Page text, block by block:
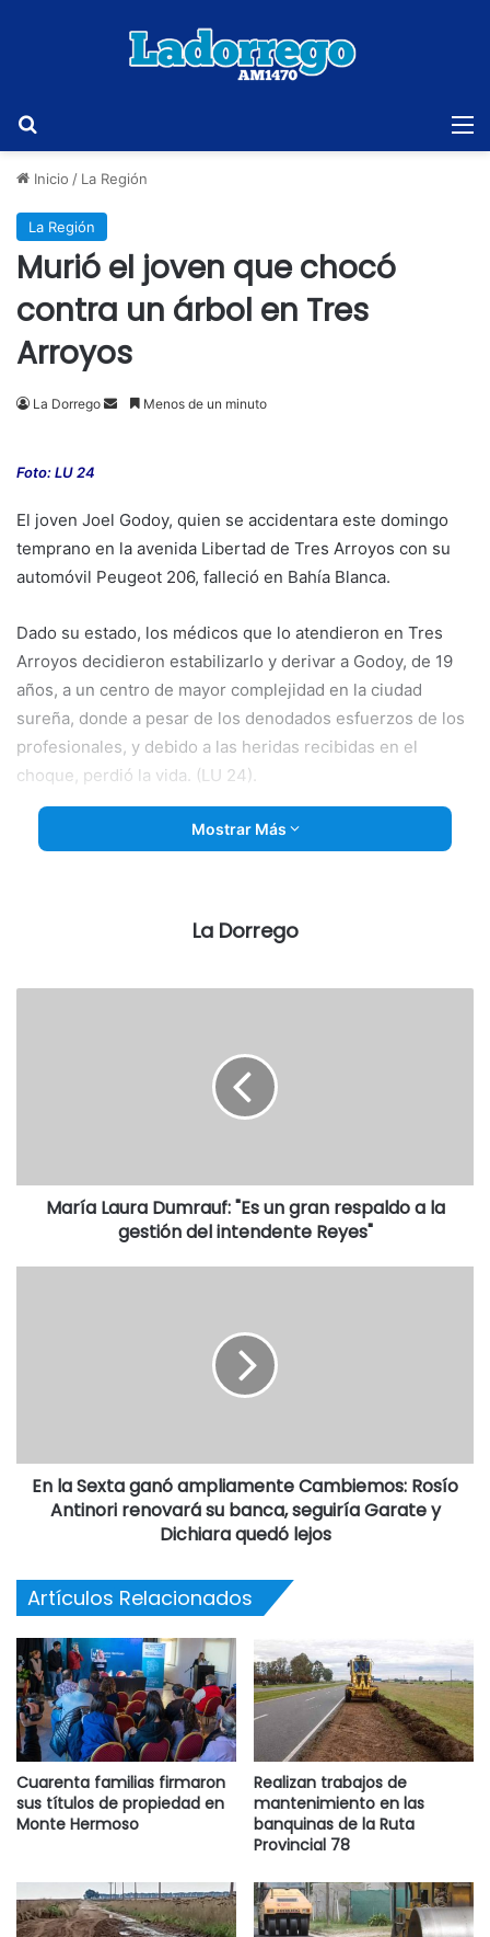
Inicio / La Región
La Región
Murió el joven que chocó
contra un árbol en Tres
Arroyos
La Dorrego
SendMenos de un minuto
Foto: LU 24
El joven Joel Godoy, quien se accidentara este domingo
temprano en la avenida Libertad de Tres Arroyos con su
automóvil Peugeot 206, falleció en Bahía Blanca.
Dado su estado, los médicos que lo atendieron en Tres
Arroyos decidieron estabilizarlo y derivar a Godoy, de 19
años, a un centro de mayor complejidad en la ciudad
sureña, donde a pesar de los denodados esfuerzos de los
profesionales, y debido a las heridas recibidas en el
choque, perdió la vida. (LU 24).
Mostrar Más
La Dorrego
María Laura Dumrauf: "Es un gran respaldo a la
gestión del intendente Reyes"
En la Sexta ganó ampliamente Cambiemos: Rosío
Antinori renovará su banca, seguiría Garate y
Dichiara quedó lejos
Artículos Relacionados
Cuarenta familias firmaron
sus títulos de propiedad en
Monte Hermoso
Realizan trabajos de
mantenimiento en las
banquinas de la Ruta
Provincial 78